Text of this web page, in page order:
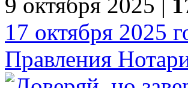
9 октября 2025 |
17 октября 2025
Правления